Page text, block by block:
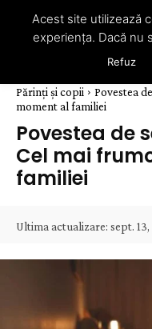
Părinți și copii
Povestea
moment al familiei
Povestea de
Cel mai
familiei
Ultima actualizare: sept. 13,
Acest site utilizează
experiența. Dacă nu
Refuz